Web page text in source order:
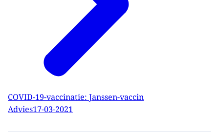
COVID-19-vaccinatie: Janssen-vaccin
Advies17-03-2021